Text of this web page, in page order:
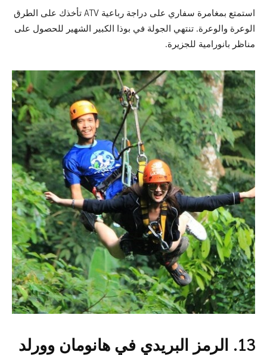
استمتع بمغامرة سفاري على دراجة رباعية ATV تأخذك على الطرق
الوعرة والوعرة. تنتهي الجولة في بوذا الكبير الشهير للحصول على
مناظر بانورامية للجزيرة.
13. الرمز البريدي في هانومان وورلد